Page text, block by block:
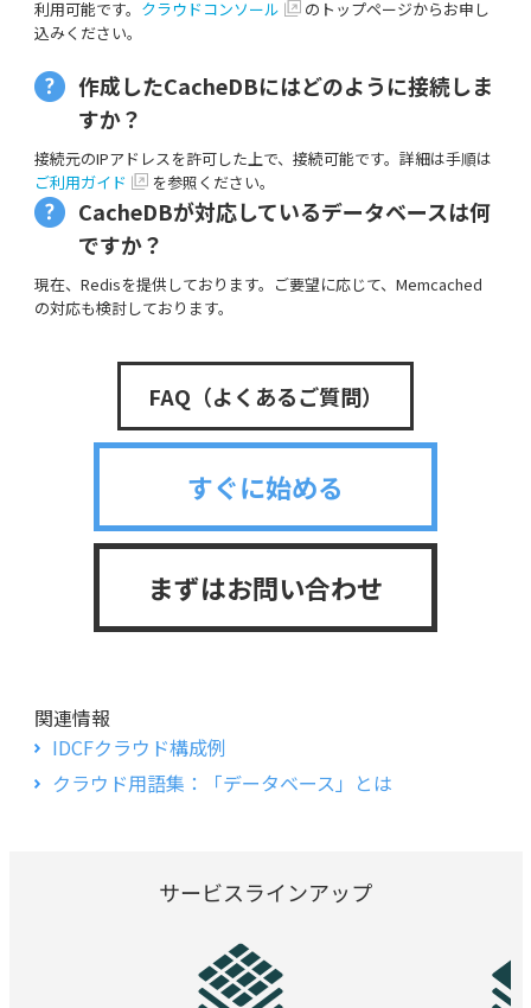
利用可能です。 クラウドコンソール
のトップページからお申し
込みください。
作成したCacheDBにはどのように接続しま
すか？
接続元のIPアドレスを許可した上で、接続可能です。詳細は手順は
ご利用ガイド
を参照ください。
CacheDBが対応しているデータベースは何
ですか？
現在、Redisを提供しております。ご要望に応じて、Memcached
の対応も検討しております。
FAQ（よくあるご質問）
すぐに始める
まずはお問い合わせ
関連情報
IDCFクラウド構成例
クラウド用語集：「データベース」とは
サービスラインアップ